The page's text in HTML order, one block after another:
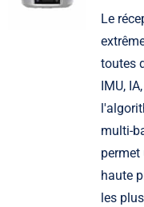
Le
toutes
IMU,
multi-
permet
haute
les